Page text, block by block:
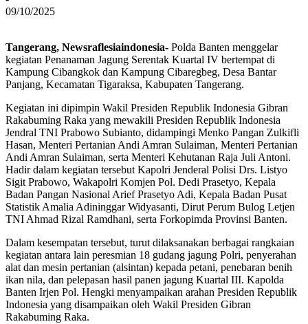
09/10/2025
Tangerang, Newsraflesiaindonesia- Polda Banten menggelar
kegiatan Penanaman Jagung Serentak Kuartal IV bertempat di
Kampung Cibangkok dan Kampung Cibaregbeg, Desa Bantar
Panjang, Kecamatan Tigaraksa, Kabupaten Tangerang.
Kegiatan ini dipimpin Wakil Presiden Republik Indonesia Gibran
Rakabuming Raka yang mewakili Presiden Republik Indonesia
Jendral TNI Prabowo Subianto, didampingi Menko Pangan Zulkifli
Hasan, Menteri Pertanian Andi Amran Sulaiman, Menteri Pertanian
Andi Amran Sulaiman, serta Menteri Kehutanan Raja Juli Antoni.
Hadir dalam kegiatan tersebut Kapolri Jenderal Polisi Drs. Listyo
Sigit Prabowo, Wakapolri Komjen Pol. Dedi Prasetyo, Kepala
Badan Pangan Nasional Arief Prasetyo Adi, Kepala Badan Pusat
Statistik Amalia Adininggar Widyasanti, Dirut Perum Bulog Letjen
TNI Ahmad Rizal Ramdhani, serta Forkopimda Provinsi Banten.
Dalam kesempatan tersebut, turut dilaksanakan berbagai rangkaian
kegiatan antara lain peresmian 18 gudang jagung Polri, penyerahan
alat dan mesin pertanian (alsintan) kepada petani, penebaran benih
ikan nila, dan pelepasan hasil panen jagung Kuartal III. Kapolda
Banten Irjen Pol. Hengki menyampaikan arahan Presiden Republik
Indonesia yang disampaikan oleh Wakil Presiden Gibran
Rakabuming Raka.